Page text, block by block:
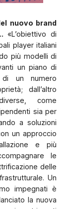
nuovo brand
«L’obiettivo di
player italiani
più modelli di
un piano di
di un numero
dall’altro
come
sia per
a soluzioni
un approccio
e più
le
delle
Un
impegnati è
la nuova